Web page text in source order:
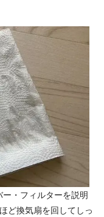
・フィルターを説明
ど換気扇を回してしっ